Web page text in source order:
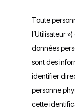
Toute
l’Utilisateur
données
sont des
identifier
personne
cette